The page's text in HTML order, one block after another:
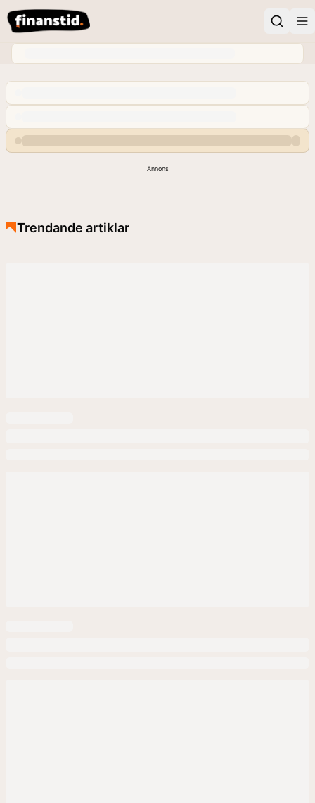
Annons
Trendande artiklar